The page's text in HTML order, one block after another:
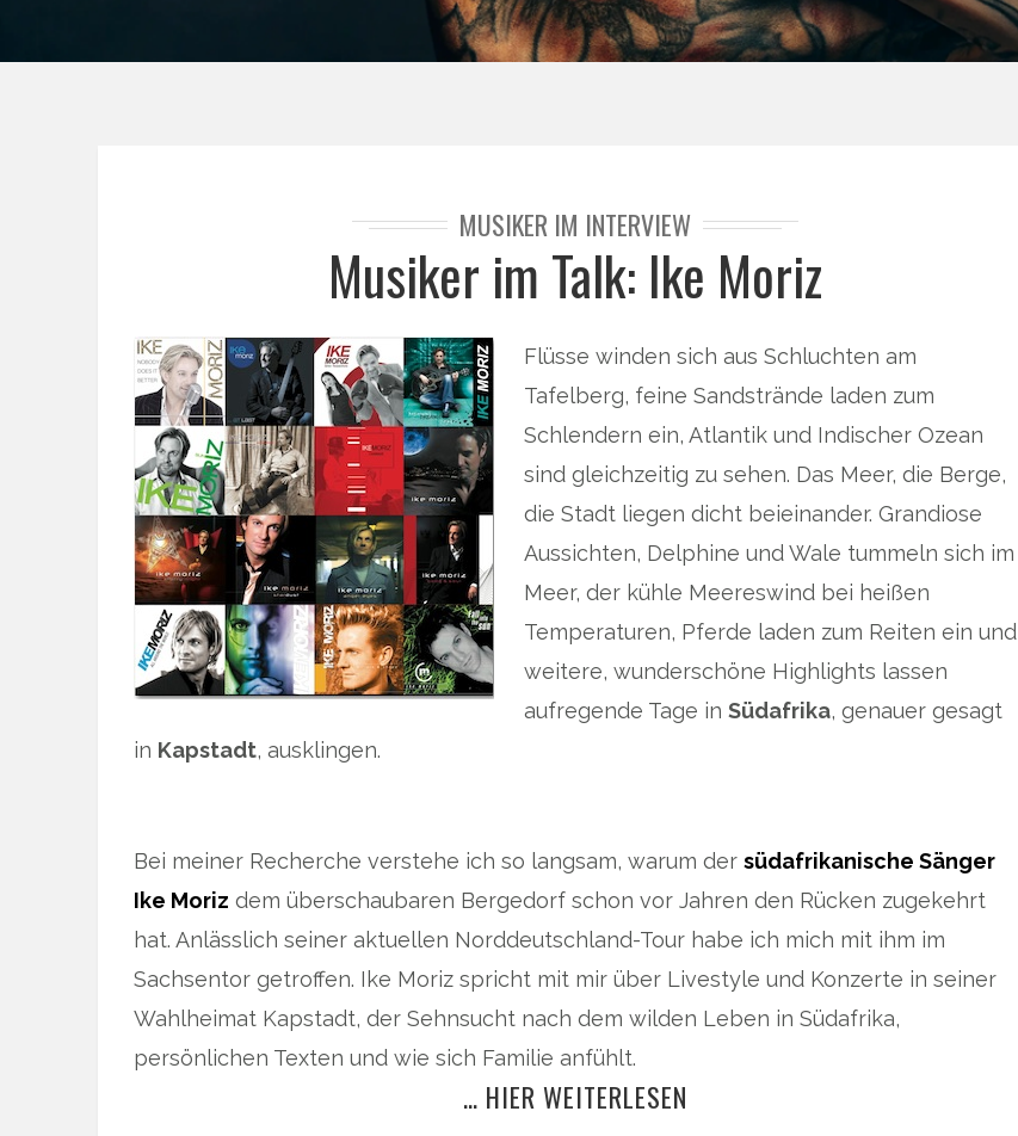
MUSIKER IM INTERVIEW
Musiker im Talk: Ike Moriz
Flüsse winden sich aus Schluchten am
Tafelberg, feine Sandstrände laden zum
Schlendern ein, Atlantik und Indischer Ozean
sind gleichzeitig zu sehen. Das Meer, die Berge,
die Stadt liegen dicht beieinander. Grandiose
Aussichten, Delphine und Wale tummeln sich im
Meer, der kühle Meereswind bei heißen
Temperaturen, Pferde laden zum Reiten ein und
weitere, wunderschöne Highlights lassen
aufregende Tage in Südafrika, genauer gesagt
in Kapstadt, ausklingen.
Bei meiner Recherche verstehe ich so langsam, warum der südafrikanische Sänger
Ike Moriz dem überschaubaren Bergedorf schon vor Jahren den Rücken zugekehrt
hat. Anlässlich seiner aktuellen Norddeutschland-Tour habe ich mich mit ihm im
Sachsentor getroffen. Ike Moriz spricht mit mir über Livestyle und Konzerte in seiner
Wahlheimat Kapstadt, der Sehnsucht nach dem wilden Leben in Südafrika,
persönlichen Texten und wie sich Familie anfühlt.
… HIER WEITERLESEN